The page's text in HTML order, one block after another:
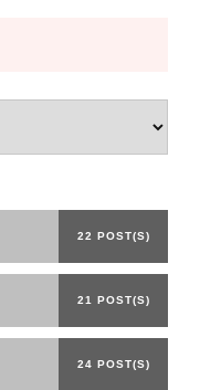
22 POST(S)
21 POST(S)
24 POST(S)